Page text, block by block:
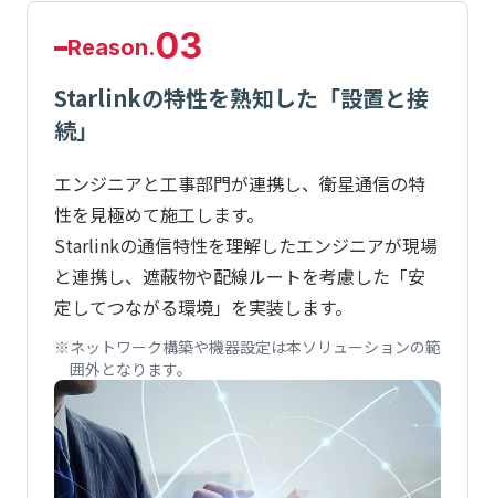
Reason.03
Starlinkの特性を熟知した「設置と接
続」
エンジニアと工事部門が連携し、衛星通信の特
性を見極めて施工します。
Starlinkの通信特性を理解したエンジニアが現場
と連携し、遮蔽物や配線ルートを考慮した「安
定してつながる環境」を実装します。
ネットワーク構築や機器設定は本ソリューションの範
囲外となります。